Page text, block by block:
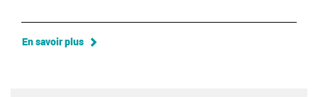
En savoir plus